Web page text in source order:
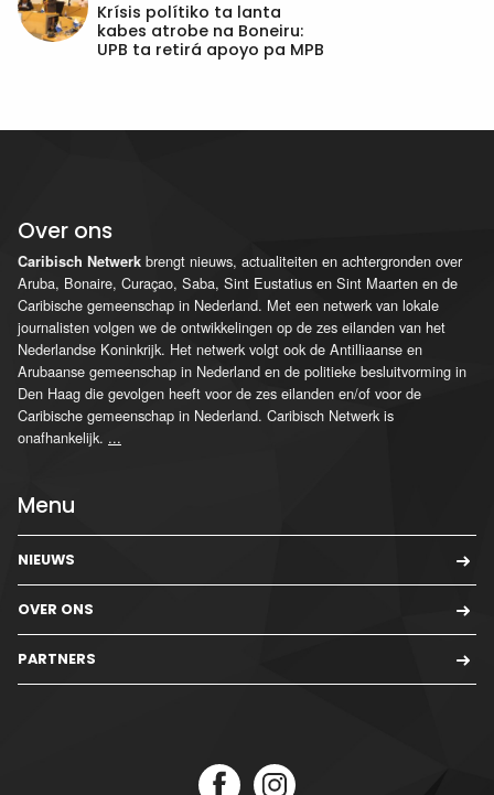
Krísis polítiko ta lanta
kabes atrobe na Boneiru:
UPB ta retirá apoyo pa MPB
Over ons
Caribisch Netwerk brengt nieuws, actualiteiten en achtergronden over
Aruba, Bonaire, Curaçao, Saba, Sint Eustatius en Sint Maarten en de
Caribische gemeenschap in Nederland. Met een netwerk van lokale
journalisten volgen we de ontwikkelingen op de zes eilanden van het
Nederlandse Koninkrijk. Het netwerk volgt ook de Antilliaanse en
Arubaanse gemeenschap in Nederland en de politieke besluitvorming in
Den Haag die gevolgen heeft voor de zes eilanden en/of voor de
Caribische gemeenschap in Nederland. Caribisch Netwerk is
onafhankelijk. ...
Menu
NIEUWS
OVER ONS
PARTNERS